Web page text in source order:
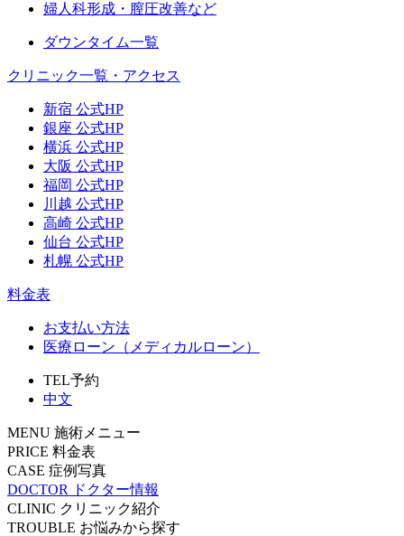
婦人科形成・膣圧改善など
ダウンタイム一覧
クリニック一覧・アクセス
新宿 公式HP
銀座 公式HP
横浜 公式HP
大阪 公式HP
福岡 公式HP
川越 公式HP
高崎 公式HP
仙台 公式HP
札幌 公式HP
料金表
お支払い方法
医療ローン（メディカルローン）
TEL予約
中文
MENU 施術メニュー
PRICE 料金表
CASE 症例写真
DOCTOR
ドクター情報
CLINIC クリニック紹介
TROUBLE お悩みから探す